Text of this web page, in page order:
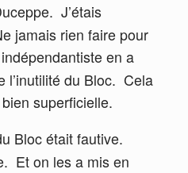
J’étais
jamais rien faire pour
en a
l’inutilité du Bloc. Cela
superficielle.
Bloc était fautive.
Et on les a mis en